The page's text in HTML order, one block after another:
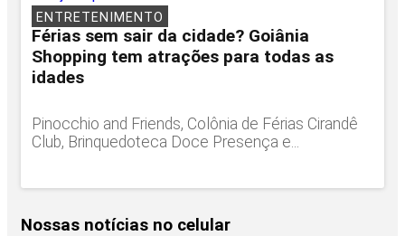
ENTRETENIMENTO
Férias sem sair da cidade? Goiânia
Shopping tem atrações para todas as
idades
Pinocchio and Friends, Colônia de Férias Cirandê
Club, Brinquedoteca Doce Presença e...
Nossas notícias no celular